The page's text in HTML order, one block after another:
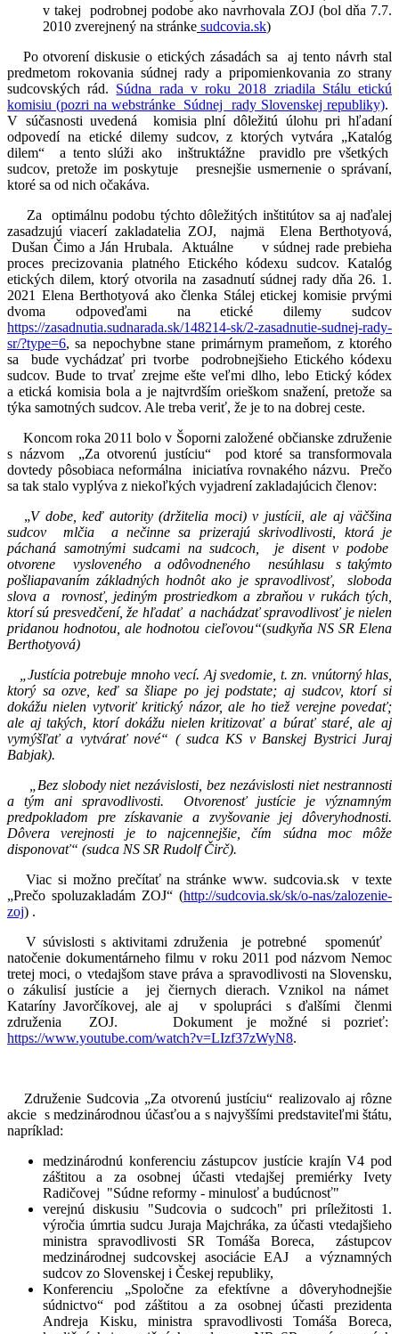
v takej podrobnej podobe ako navrhovala ZOJ (bol dňa 7.7.
2010 zverejnený na stránke sudcovia.sk)
Po otvorení diskusie o etických zásadách sa aj tento návrh stal
predmetom rokovania súdnej rady a pripomienkovania zo strany
sudcovských rád. Súdna rada v roku 2018 zriadila Stálu etickú
komisiu (pozri na webstránke Súdnej rady Slovenskej republiky).
V súčasnosti uvedená komisia plní dôležitú úlohu pri hľadaní
odpovedí na etické dilemy sudcov, z ktorých vytvára „Katalóg
dilem“ a tento slúži ako inštruktážne pravidlo pre všetkých
sudcov, pretože im poskytuje presnejšie usmernenie o správaní,
ktoré sa od nich očakáva.
Za optimálnu podobu týchto dôležitých inštitútov sa aj naďalej
zasadzujú viacerí zakladatelia ZOJ, najmä Elena Berthotyová,
Dušan Čimo a Ján Hrubala. Aktuálne v súdnej rade prebieha
proces precizovania platného Etického kódexu sudcov. Katalóg
etických dilem, ktorý otvorila na zasadnutí súdnej rady dňa 26. 1.
2021 Elena Berthotyová ako členka Stálej etickej komisie prvými
dvoma odpoveďami na etické dilemy sudcov
https://zasadnutia.sudnarada.sk/148214-sk/2-zasadnutie-sudnej-rady-
sr/?type=6, sa nepochybne stane primárnym prameňom, z ktorého
sa bude vychádzať pri tvorbe podrobnejšieho Etického kódexu
sudcov. Bude to trvať zrejme ešte veľmi dlho, lebo Etický kódex
a etická komisia bola a je najtvrdším orieškom snažení, pretože sa
týka samotných sudcov. Ale treba veriť, že je to na dobrej ceste.
Koncom roka 2011 bolo v Šoporni založené občianske združenie
s názvom „Za otvorenú justíciu“ pod ktoré sa transformovala
dovtedy pôsobiaca neformálna iniciatíva rovnakého názvu. Prečo
sa tak stalo vyplýva z niekoľkých vyjadrení zakladajúcich členov:
„V dobe, keď autority (držitelia moci) v justícii, ale aj väčšina
sudcov mlčia a nečinne sa prizerajú skrivodlivosti, ktorá je
páchaná samotnými sudcami na sudcoch, je disent v podobe
otvorene vysloveného a odôvodneného nesúhlasu s takýmto
pošliapavaním základných hodnôt ako je spravodlivosť, sloboda
slova a rovnosť, jediným prostriedkom a zbraňou v rukách tých,
ktorí sú presvedčení, že hľadať a nachádzať spravodlivosť je nielen
pridanou hodnotou, ale hodnotou cieľovou“(sudkyňa NS SR Elena
Berthotyová)
„Justícia potrebuje mnoho vecí. Aj svedomie, t. zn. vnútorný hlas,
ktorý sa ozve, keď sa šliape po jej podstate; aj sudcov, ktorí si
dokážu nielen vytvoriť kritický názor, ale ho tiež verejne povedať;
ale aj takých, ktorí dokážu nielen kritizovať a búrať staré, ale aj
vymýšľať a vytvárať nové“ ( sudca KS v Banskej Bystrici Juraj
Babjak).
„Bez slobody niet nezávislosti, bez nezávislosti niet nestrannosti
a tým ani spravodlivosti. Otvorenosť justície je významným
predpokladom pre získavanie a zvyšovanie jej dôveryhodnosti.
Dôvera verejnosti je to najcennejšie, čím súdna moc môže
disponovať“ (sudca NS SR Rudolf Čirč).
Viac si možno prečítať na stránke www. sudcovia.sk v texte
„Prečo spoluzakladám ZOJ“ (http://sudcovia.sk/sk/o-nas/zalozenie-
zoj) .
V súvislosti s aktivitami združenia je potrebné spomenúť
natočenie dokumentárneho filmu v roku 2011 pod názvom Nemoc
tretej moci, o vtedajšom stave práva a spravodlivosti na Slovensku,
o zákulisí justície a jej čiernych dierach. Vznikol na námet
Kataríny Javorčíkovej, ale aj v spolupráci s ďalšími členmi
združenia ZOJ. Dokument je možné si pozrieť:
https://www.youtube.com/watch?v=LIzf37zWyN8.
Združenie Sudcovia „Za otvorenú justíciu“ realizovalo aj rôzne
akcie s medzinárodnou účasťou a s najvyššími predstaviteľmi štátu,
napríklad:
medzinárodnú konferenciu zástupcov justície krajín V4 pod
záštitou a za osobnej účasti vtedajšej premiérky Ivety
Radičovej "Súdne reformy - minulosť a budúcnosť"
verejnú diskusiu "Sudcovia o sudcoch" pri príležitosti 1.
výročia úmrtia sudcu Juraja Majchráka, za účasti vtedajšieho
ministra spravodlivosti SR Tomáša Boreca, zástupcov
medzinárodnej sudcovskej asociácie EAJ a významných
sudcov zo Slovenskej i Českej republiky,
Konferenciu „Spoločne za efektívne a dôveryhodnejšie
súdnictvo“ pod záštitou a za osobnej účasti prezidenta
Andreja Kisku, ministra spravodlivosti Tomáša Boreca,